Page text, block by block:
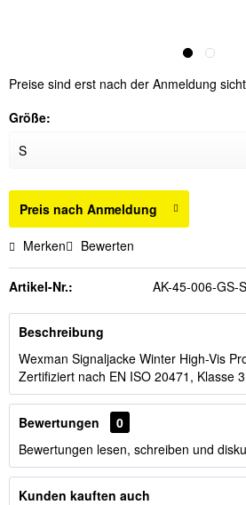
Preise sind erst nach der Anmeldung
Größe:
Preis nach Anmeldung
Merken Bewerten
Artikel-Nr.: AK-45-006-GS-S
Beschreibung
Wexman Signaljacke Winter High-Vis
Zertifiziert nach EN ISO 20471, Klasse
Bewertungen
0
Bewertungen lesen, schreiben und
Kunden kauften auch